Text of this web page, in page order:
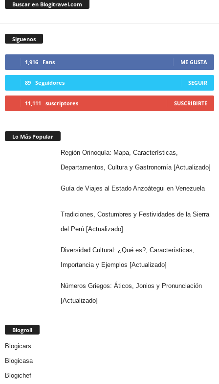
Buscar en Blogitravel.com
Síguenos
1,916 Fans ME GUSTA
89 Seguidores SEGUIR
11,111 suscriptores SUSCRIBIRTE
Lo Más Popular
Región Orinoquía: Mapa, Características,
Departamentos, Cultura y Gastronomía [Actualizado]
Guía de Viajes al Estado Anzoátegui en Venezuela
Tradiciones, Costumbres y Festividades de la Sierra
del Perú [Actualizado]
Diversidad Cultural: ¿Qué es?, Características,
Importancia y Ejemplos [Actualizado]
Números Griegos: Áticos, Jonios y Pronunciación
[Actualizado]
Blogroll
Blogicars
Blogicasa
Blogichef